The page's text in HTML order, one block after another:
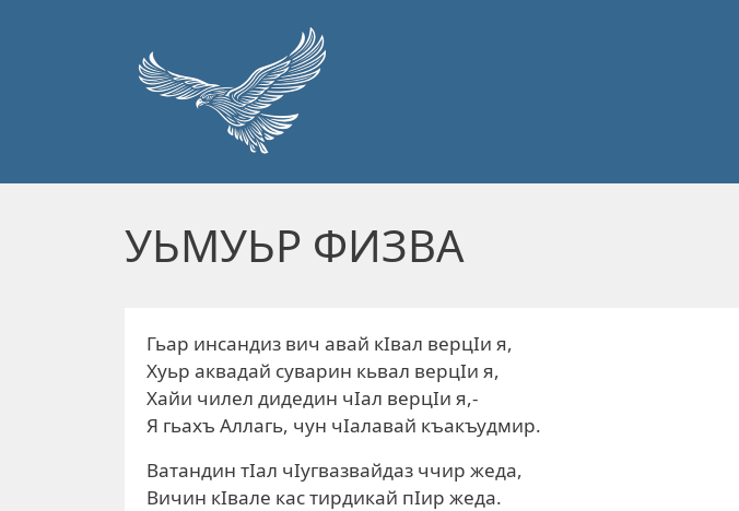
УЬМУЬР ФИЗВА
Гьар инсандиз вич авай кIвал верцIи я,
Хуьр аквадай суварин кьвал верцIи я,
Хайи чилел дидедин чIал верцIи я,-
Я гьахъ Аллагь, чун чIалавай къакъудмир.
Ватандин тIал чIугвазвайдаз ччир жеда,
Вичин кIвале кас тирдикай пIир жеда.